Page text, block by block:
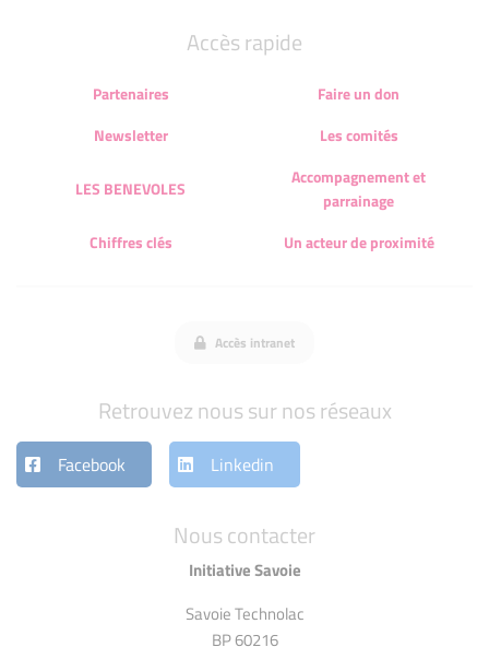
Nous contacter
Initiative Savoie
Savoie Technolac
BP 60216
Accès rapide
Partenaires
Faire un don
Newsletter
Les comités
LES BENEVOLES
Accompagnement et
parrainage
Chiffres clés
Un acteur de proximité
Accès intranet
Retrouvez nous sur nos réseaux
Facebook Linkedin